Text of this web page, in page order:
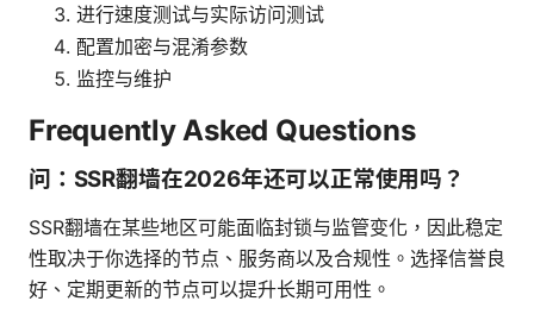
进行速度测试与实际访问测试
配置加密与混淆参数
监控与维护
Frequently Asked Questions
问：SSR翻墙在2026年还可以正常使用吗？
SSR翻墙在某些地区可能面临封锁与监管变化，因此稳定
性取决于你选择的节点、服务商以及合规性。选择信誉良
好、定期更新的节点可以提升长期可用性。